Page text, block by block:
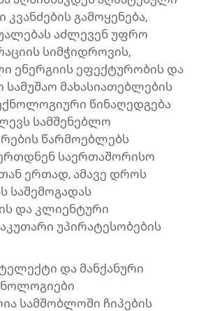
გამოყენება,
აძლევენ უფრო
სიმჭიდროვის,
ენერგიის ეფექტურობის და
მახასიათებლების
წინაღედგება
სამშენებლო
წარმოებლებს
საერთაშორისო
ერთად, ამავე დროს
საშემოგადას
და კლიენტური
უპირატესობების
და მანქანური
სამშობლოში ჩიპების